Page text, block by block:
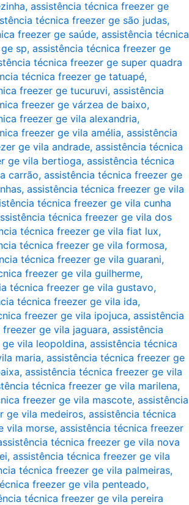
, assistência técnica freezer ge
técnica freezer ge são judas,
freezer ge saúde, assistência técnica
sp, assistência técnica freezer ge
técnica freezer ge super quadra
técnica freezer ge tatuapé,
freezer ge tucuruvi, assistência
freezer ge várzea de baixo,
freezer ge vila alexandria,
freezer ge vila amélia, assistência
ge vila andrade, assistência técnica
ge vila bertioga, assistência técnica
carrão, assistência técnica freezer ge
, assistência técnica freezer ge vila
técnica freezer ge vila cunha
técnica freezer ge vila dos
técnica freezer ge vila fiat lux,
técnica freezer ge vila formosa,
técnica freezer ge vila guarani,
freezer ge vila guilherme,
técnica freezer ge vila gustavo,
técnica freezer ge vila ida,
freezer ge vila ipojuca, assistência
ge vila jaguara, assistência
vila leopoldina, assistência técnica
maria, assistência técnica freezer ge
, assistência técnica freezer ge vila
técnica freezer ge vila marilena,
freezer ge vila mascote, assistência
ge vila medeiros, assistência técnica
vila morse, assistência técnica freezer
técnica freezer ge vila nova
, assistência técnica freezer ge vila
técnica freezer ge vila palmeiras,
freezer ge vila penteado,
técnica freezer ge vila pereira